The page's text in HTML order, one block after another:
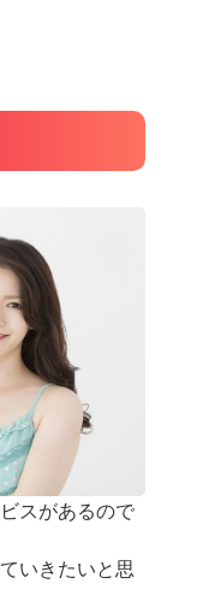
スがあるので
いきたいと思